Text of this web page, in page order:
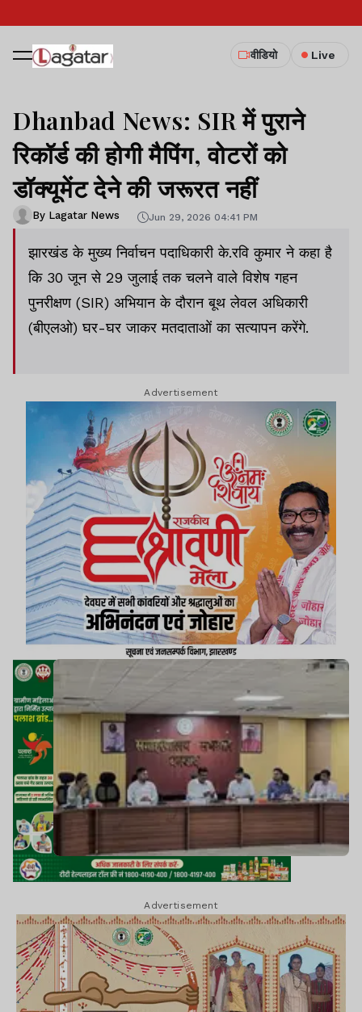
वीडियो Live
Dhanbad News: SIR में पुराने
रिकॉर्ड की होगी मैपिंग, वोटरों को
डॉक्यूमेंट देने की जरूरत नहीं
By Lagatar News Jun 29, 2026 04:41 PM
झारखंड के मुख्य निर्वाचन पदाधिकारी के.रवि कुमार ने कहा है
कि 30 जून से 29 जुलाई तक चलने वाले विशेष गहन
पुनरीक्षण (SIR) अभियान के दौरान बूथ लेवल अधिकारी
(बीएलओ) घर-घर जाकर मतदाताओं का सत्यापन करेंगे.
Advertisement
Advertisement